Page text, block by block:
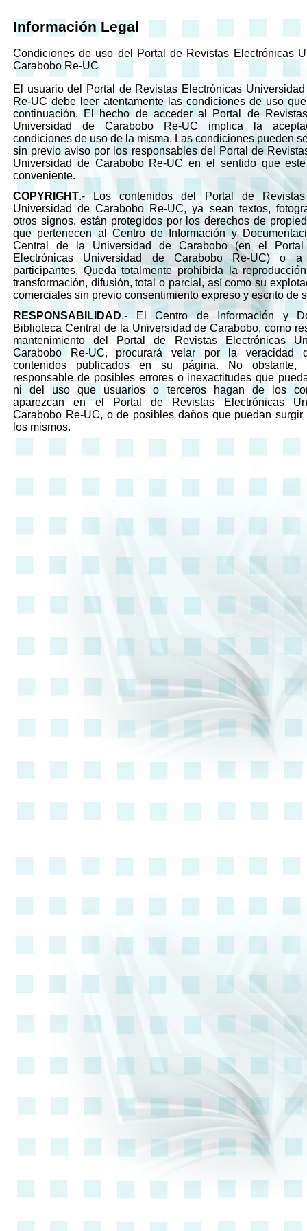
Información Legal
Condiciones de uso del Portal de Revistas Electrónicas
Carabobo Re-UC
El usuario del Portal de Revistas Electrónicas
Re-UC debe leer atentamente las condiciones de uso
continuación. El hecho de acceder al Portal de
Universidad de Carabobo Re-UC implica la
condiciones de uso de la misma. Las condiciones pueden
sin previo aviso por los responsables del Portal de
Universidad de Carabobo Re-UC en el sentido que
conveniente.
COPYRIGHT.- Los contenidos del Portal de Revistas
Universidad de Carabobo Re-UC, ya sean textos,
otros signos, están protegidos por los derechos de
que pertenecen al Centro de Información y
Central de la Universidad de Carabobo (en el
Electrónicas Universidad de Carabobo Re-UC) o
participantes. Queda totalmente prohibida la
transformación, difusión, total o parcial, así como su
comerciales sin previo consentimiento expreso y escrito de
RESPONSABILIDAD.- El Centro de Información y
Biblioteca Central de la Universidad de Carabobo, como
mantenimiento del Portal de Revistas Electrónicas
Carabobo Re-UC, procurará velar por la veracidad
contenidos publicados en su página. No
responsable de posibles errores o inexactitudes que
ni del uso que usuarios o terceros hagan de los
aparezcan en el Portal de Revistas Electrónicas
Carabobo Re-UC, o de posibles daños que puedan
los mismos.